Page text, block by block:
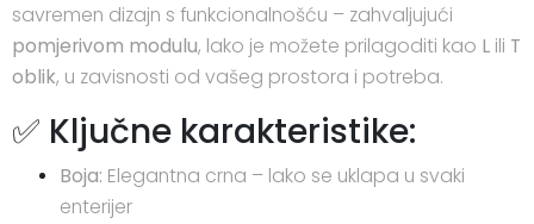
savremen dizajn s funkcionalnošću – zahvaljujući
pomjerivom modulu, lako je možete prilagoditi kao L ili T
oblik, u zavisnosti od vašeg prostora i potreba.
✅ Ključne karakteristike:
Boja: Elegantna crna – lako se uklapa u svaki
enterijer